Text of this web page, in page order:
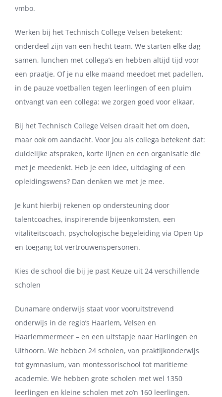
vmbo.
Werken bij het Technisch College Velsen betekent:
onderdeel zijn van een hecht team. We starten elke dag
samen, lunchen met collega’s en hebben altijd tijd voor
een praatje. Of je nu elke maand meedoet met padellen,
in de pauze voetballen tegen leerlingen of een pluim
ontvangt van een collega: we zorgen goed voor elkaar.
Bij het Technisch College Velsen draait het om doen,
maar ook om aandacht. Voor jou als collega betekent dat:
duidelijke afspraken, korte lijnen en een organisatie die
met je meedenkt. Heb je een idee, uitdaging of een
opleidingswens? Dan denken we met je mee.
Je kunt hierbij rekenen op ondersteuning door
talentcoaches, inspirerende bijeenkomsten, een
vitaliteitscoach, psychologische begeleiding via Open Up
en toegang tot vertrouwenspersonen.
Kies de school die bij je past Keuze uit 24 verschillende
scholen
Dunamare onderwijs staat voor vooruitstrevend
onderwijs in de regio’s Haarlem, Velsen en
Haarlemmermeer – en een uitstapje naar Harlingen en
Uithoorn. We hebben 24 scholen, van praktijkonderwijs
tot gymnasium, van montessorischool tot maritieme
academie. We hebben grote scholen met wel 1350
leerlingen en kleine scholen met zo’n 160 leerlingen.